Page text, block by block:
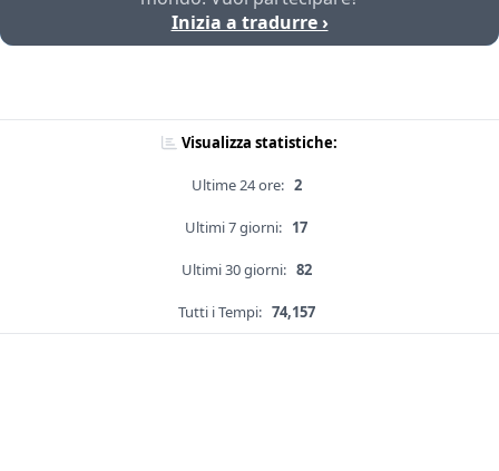
Inizia a tradurre ›
Visualizza statistiche:
Ultime 24 ore: 2
Ultimi 7 giorni: 17
Ultimi 30 giorni: 82
Tutti i Tempi: 74,157